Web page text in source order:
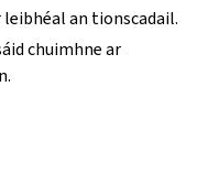
an tionscadail.
chuimhne ar